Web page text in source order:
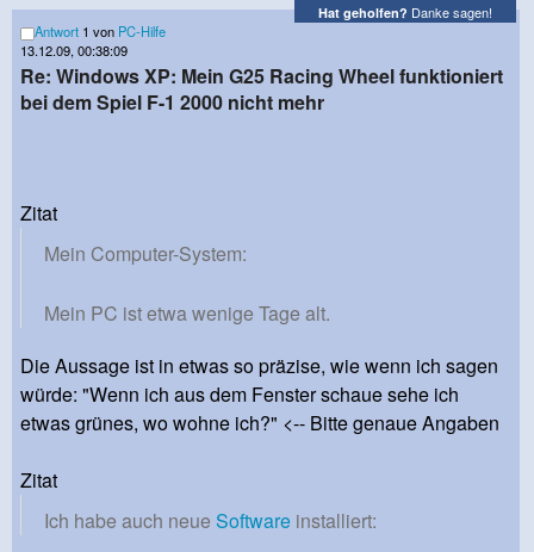
Hat geholfen? Danke sagen!
Antwort 1 von PC-Hilfe
13.12.09, 00:38:09
Re: Windows XP: Mein G25 Racing Wheel funktioniert
bei dem Spiel F-1 2000 nicht mehr
Zitat
Mein Computer-System:
Mein PC ist etwa wenige Tage alt.
Die Aussage ist in etwas so präzise, wie wenn ich sagen
würde: "Wenn ich aus dem Fenster schaue sehe ich
etwas grünes, wo wohne ich?" <-- Bitte genaue Angaben
Zitat
Ich habe auch neue Software installiert: